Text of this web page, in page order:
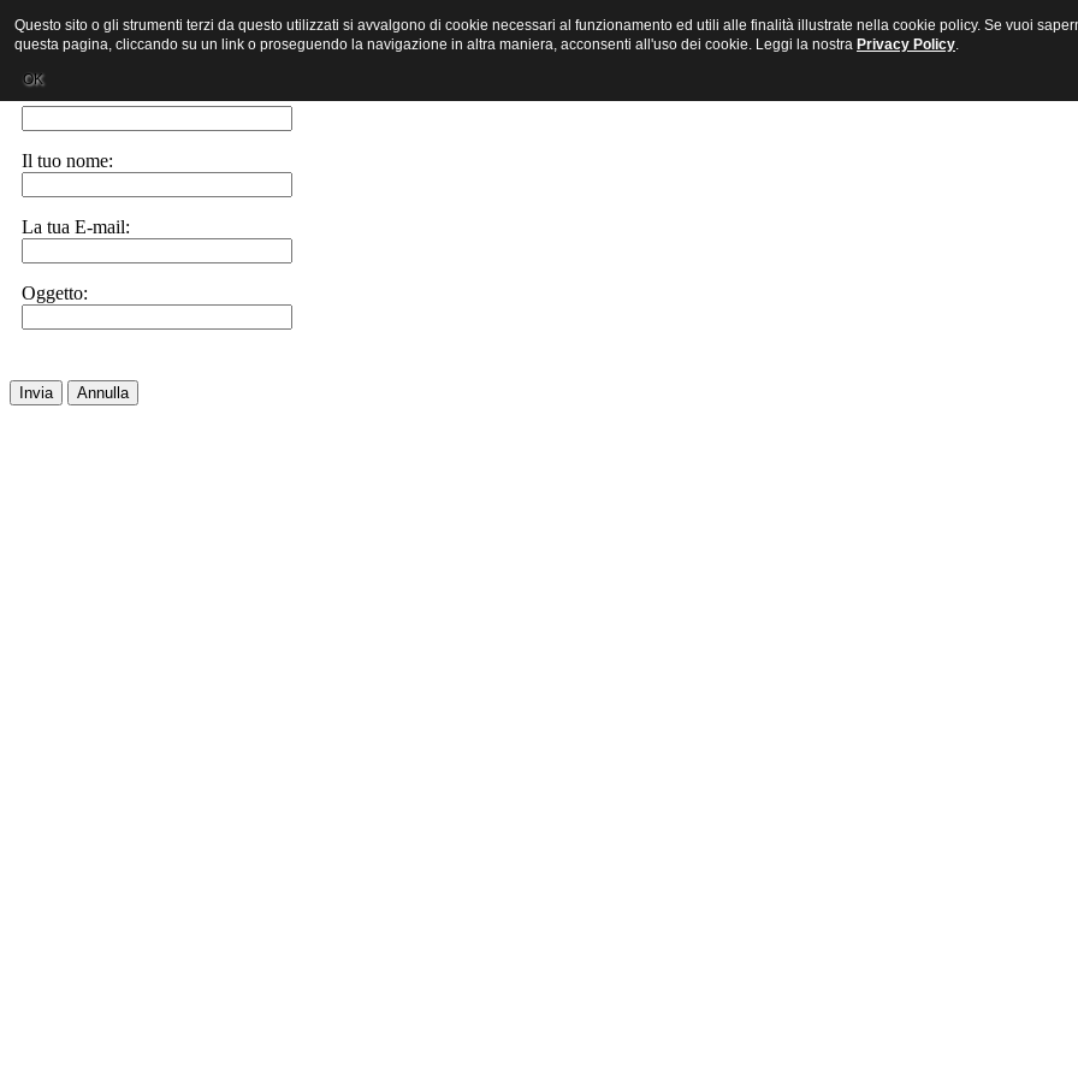
Invia ad un amico.
Il tuo nome:
La tua E-mail:
Oggetto:
Invia Annulla
Questo sito o gli strumenti terzi da questo utilizzati si avvalgono di cookie necessari al funzionamento ed utili alle finalità illustrate nella cookie policy. Se vuoi
questa pagina, cliccando su un link o proseguendo la navigazione in altra maniera, acconsenti all'uso dei cookie. Leggi la nostra Privacy Policy.
OK